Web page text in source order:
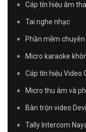
Cáp tín hiệu âm
Tai nghe nhạc
Phần mềm
Micro karaoke
Cáp tín hiệu Video
Micro thu âm và
Bàn trộn video
Tally Intercom